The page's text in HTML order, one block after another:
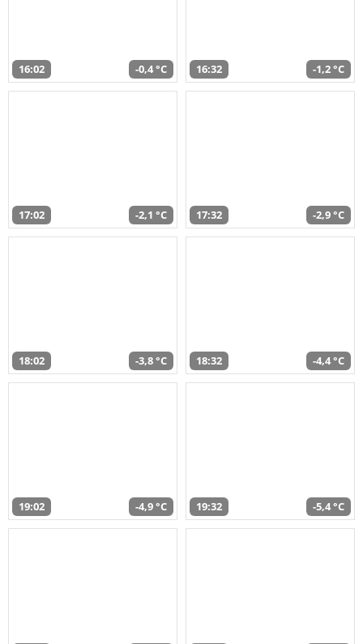
16:02 -0,4 °C 16:32 -1,2 °C
17:02 -2,1 °C 17:32 -2,9 °C
18:02 -3,8 °C 18:32 -4,4 °C
19:02 -4,9 °C 19:32 -5,4 °C